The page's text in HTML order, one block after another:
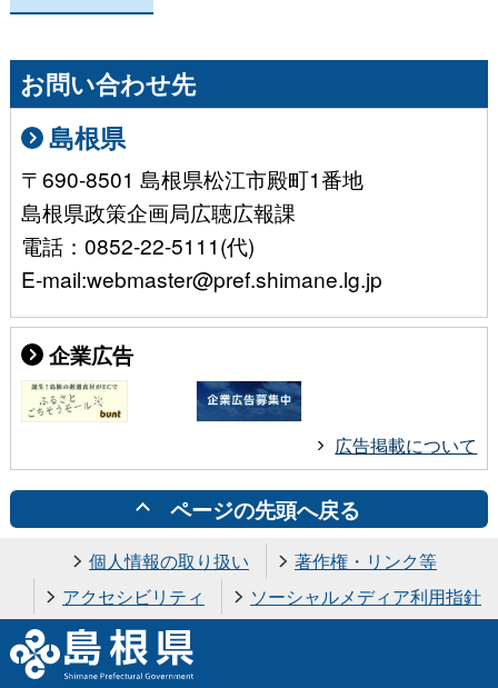
お問い合わせ先
島根県
〒690-8501 島根県松江市殿町1番地
島根県政策企画局広聴広報課
電話：0852-22-5111(代)
E-mail:webmaster@pref.shimane.lg.jp
企業広告
広告掲載について
ページの先頭へ戻る
個人情報の取り扱い
著作権・リンク等
アクセシビリティ
ソーシャルメディア利用指針